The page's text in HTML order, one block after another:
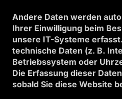
Andere Daten werden
Ihrer Einwilligung beim
unsere IT-Systeme
technische Daten (z. B.
Betriebssystem oder
Die Erfassung dieser
sobald Sie diese Website